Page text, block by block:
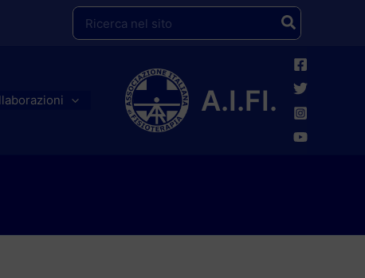
Ricerca
per:
A.I.FI.